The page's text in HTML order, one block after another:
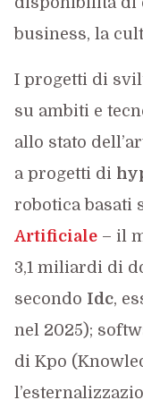
business, la
I progetti di
su ambiti e
allo stato
a progetti di
robotica basati
Artificiale– il
3,1 miliardi di
secondo Idc,
nel 2025);
di Kpo